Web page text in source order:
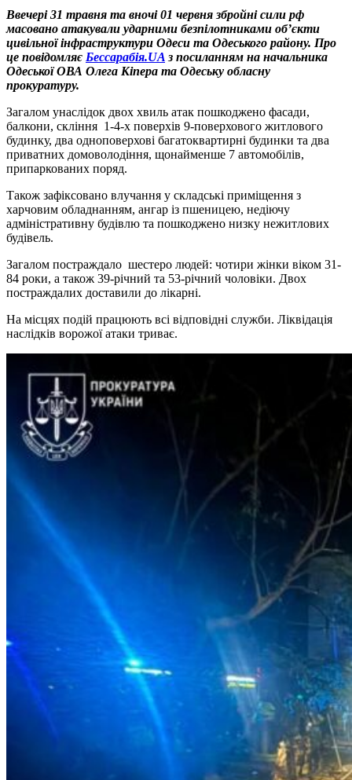
Ввечері 31 травня та вночі 01 червня збройні сили рф
масовано атакували ударними безпілотниками об’єкти
цивільної інфраструктури Одеси та Одеського району. Про
це повідомляє Бессарабія.UA з посиланням на начальника
Одеської ОВА Олега Кіпера та Одеську обласну
прокуратуру.
Загалом унаслідок двох хвиль атак пошкоджено фасади,
балкони, скління 1-4-х поверхів 9-поверхового житлового
будинку, два одноповерхові багатоквартирні будинки та два
приватних домоволодіння, щонайменше 7 автомобілів,
припаркованих поряд.
Також зафіксовано влучання у складські приміщення з
харчовим обладнанням, ангар із пшеницею, недіючу
адміністративну будівлю та пошкоджено низку нежитлових
будівель.
Загалом постраждало шестеро людей: чотири жінки віком 31-
84 роки, а також 39-річний та 53-річний чоловіки. Двох
постраждалих доставили до лікарні.
На місцях подій працюють всі відповідні служби. Ліквідація
наслідків ворожої атаки триває.